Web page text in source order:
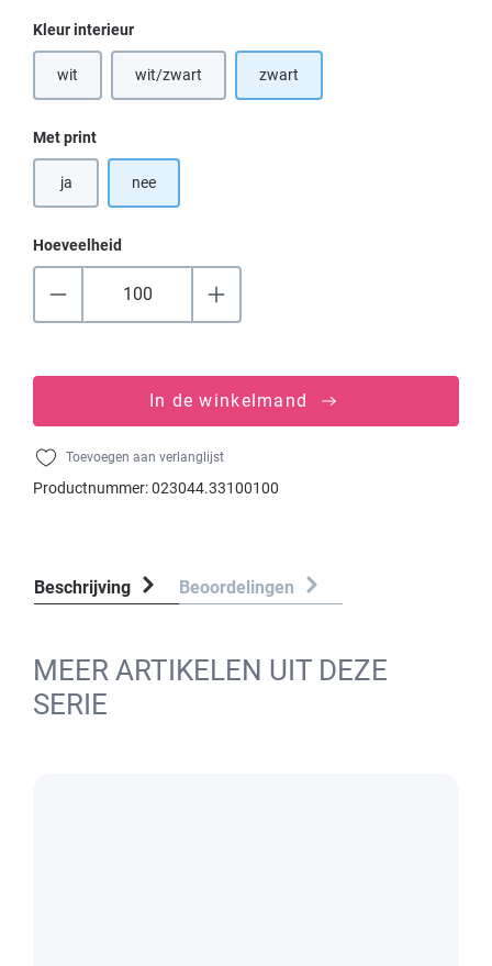
Selecteer
Kleur interieur
wit(Deze optie is momenteel niet beschikbaar.)
wit/zwart(Deze optie is momenteel niet beschikbaar.)
zwart
Selecteer
Met print
ja nee
Hoeveelheid
In de winkelmand
Toevoegen aan verlanglijst
Productnummer:023044.33100100
Beschrijving Beoordelingen
MEER ARTIKELEN UIT DEZE
SERIE